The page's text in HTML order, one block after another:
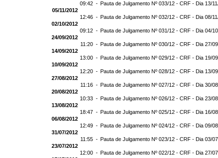
09:42 - Pauta de Julgamento Nº 033/12 - CRF - Dia 13/
05/11/2012
12:46 - Pauta de Julgamento Nº 032/12 - CRF - Dia 08/
02/10/2012
09:12 - Pauta de Julgamento Nº 031/12 - CRF - Dia 04/
24/09/2012
11:20 - Pauta de Julgamento Nº 030/12 - CRF - Dia 27/
14/09/2012
13:00 - Pauta de Julgamento Nº 029/12 - CRF - Dia 19/
10/09/2012
12:20 - Pauta de Julgamento Nº 028/12 - CRF - Dia 13/
27/08/2012
11:16 - Pauta de Julgamento Nº 027/12 - CRF - Dia 30/
20/08/2012
10:33 - Pauta de Julgamento Nº 026/12 - CRF - Dia 23/
13/08/2012
18:47 - Pauta de Julgamento Nº 025/12 - CRF - Dia 16/
06/08/2012
12:49 - Pauta de Julgamento Nº 024/12 - CRF - Dia 09/
31/07/2012
11:55 - Pauta de Julgamento Nº 023/12 - CRF - Dia 03/
23/07/2012
12:00 - Pauta de Julgamento Nº 022/12 - CRF - Dia 27/